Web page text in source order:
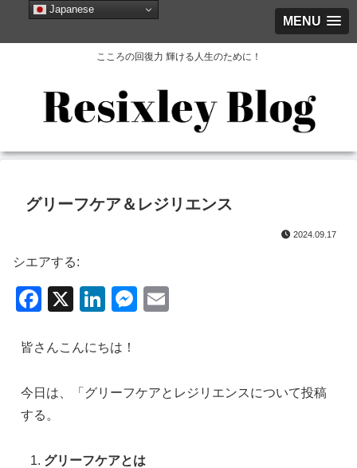
MENU
こころの回復力 輝ける人生のために！
グリーフケア＆レジリエンス
2024.09.17
シエアする:
F
c
b
o
o
X
Li
k
dI
M
n
er
皆さんこんにちは！
今日は、「グリーフケアとレジリエンスについて投稿
する。
グリーフケアとは
Japanese